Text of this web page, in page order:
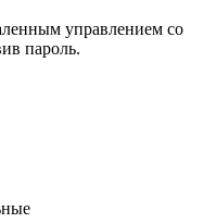
управлением со
пароль.